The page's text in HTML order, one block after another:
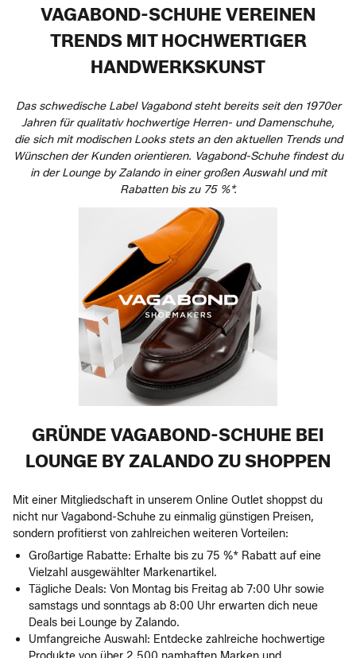
VAGABOND-SCHUHE VEREINEN
TRENDS MIT HOCHWERTIGER
HANDWERKSKUNST
Das schwedische Label Vagabond steht bereits seit den 1970er
Jahren für qualitativ hochwertige Herren- und Damenschuhe,
die sich mit modischen Looks stets an den aktuellen Trends und
Wünschen der Kunden orientieren. Vagabond-Schuhe findest du
in der Lounge by Zalando in einer großen Auswahl und mit
Rabatten bis zu 75 %*.
GRÜNDE VAGABOND-SCHUHE BEI
LOUNGE BY ZALANDO ZU SHOPPEN
Mit einer Mitgliedschaft in unserem Online Outlet shoppst du
nicht nur Vagabond-Schuhe zu einmalig günstigen Preisen,
sondern profitierst von zahlreichen weiteren Vorteilen:
Großartige Rabatte: Erhalte bis zu 75 %* Rabatt auf eine
Vielzahl ausgewählter Markenartikel.
Tägliche Deals: Von Montag bis Freitag ab 7:00 Uhr sowie
samstags und sonntags ab 8:00 Uhr erwarten dich neue
Deals bei Lounge by Zalando.
Umfangreiche Auswahl: Entdecke zahlreiche hochwertige